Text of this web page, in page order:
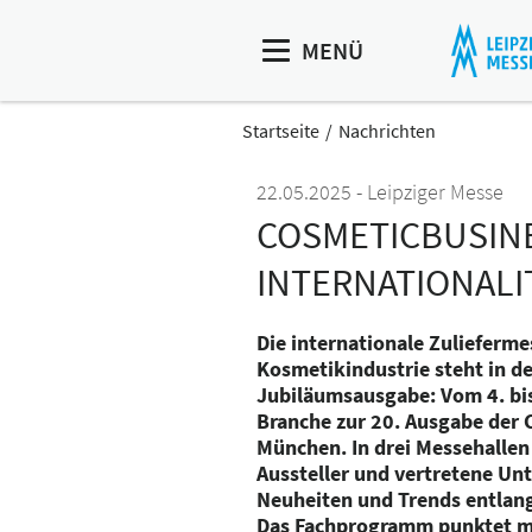
MENÜ
Startseite Nachrichten
22.05.2025 Leipziger Messe
Die internationale
Kosmetikindustrie steht in
Jubiläumsausgabe: Vom 4.
Branche zur 20. Ausgabe der
München. In drei
Aussteller und vertretene
Neuheiten und Trends
Das Fachprogramm punktet